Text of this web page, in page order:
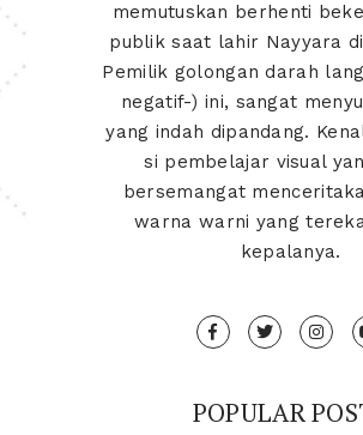
memutuskan berhenti
publik saat lahir Nayyara di
Pemilik golongan darah
negatif-) ini, sangat
yang indah dipandang.
si pembelajar visual
bersemangat
warna warni yang
kepalanya.
POPULAR